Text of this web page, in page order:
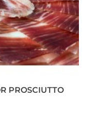
PROSCIUTTO